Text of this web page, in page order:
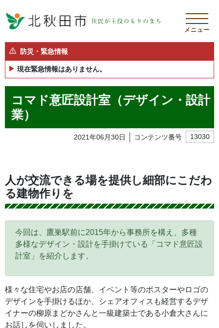
メニュー
防災・緊急情報
現在緊急情報はありません。
コマド意匠設計室（デザイン・設計
業）
2021年06月30日 コンテンツ番号 13030
人が交流できる場を提供し細部にこだわ
る建物作りを
今回は、鷹巣駅前に2015年から事務所を構え、多種
多様なデザイン・設計を手掛けている「コマド意匠設
計室」を紹介します。
様々な住宅やお店の店舗、イベント等のポスターやロゴの
デザインを手掛けるほか、シェアオフィスも経営するデザ
イナーの柳原まどかさんと一級建築士である小倉大さんに
お話しを伺いしました。